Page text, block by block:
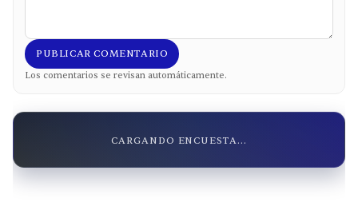
PUBLICAR COMENTARIO
Los comentarios se revisan automáticamente.
CARGANDO ENCUESTA...